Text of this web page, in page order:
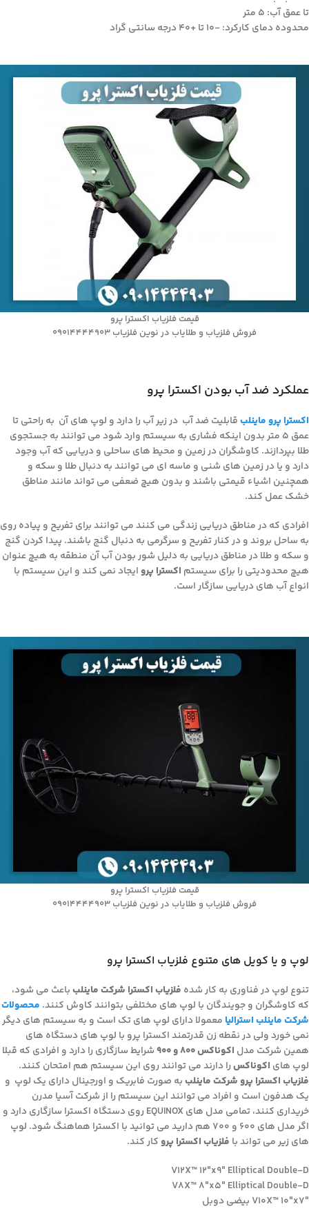
تا عمق آب: 5 متر
محدوده دمای کارکرد: -10 تا +40 درجه سانتی گراد
قیمت فلزیاب اکسترا پرو
فروش فلزیاب و طلایاب در نوین فلزیاب 09014444903
عملکرد ضد آب بودن اکسترا پرو
اکسترا پرو ماینلبقابلیت ضد آب در زیر آب را دارد و لوپ های آن به راحتی تا
عمق 5 متر بدون اینکه فشاری به سیستم وارد شود می توانند به جستجوی
طلا بپردازند. کاوشگران در زمین و محیط های ساحلی و دریایی که آب وجود
دارد و یا در زمین های شنی و ماسه ای می توانند به دنبال طلا و سکه و
همچنین اشیاء قیمتی باشند و بدون هیچ ضعفی می تواند مانند مناطق
خشک عمل کند.
افرادی که در مناطق دریایی زندگی می کنند می توانند برای تفریح و پیاده روی
به ساحل بروند و در کنار تفریح و سرگرمی به دنبال گنج باشند. پیدا کردن گنج
و سکه و طلا در مناطق دریایی به دلیل شور بودن آب آن منطقه به هیچ عنوان
هیچ محدودیتی را برای سیستم اکسترا پروایجاد نمی کند و این سیستم با
انواع آب های دریایی سازگار است.
قیمت فلزیاب اکسترا پرو
فروش فلزیاب و طلایاب در نوین فلزیاب 09014444903
لوپ و یا کویل های متنوع فلزیاب اکسترا پرو
تنوع لوپ در فناوری به کار شده فلزیاب اکسترا شرکت ماینلبباعث می شود،
که کاوشگران و جویندگان با لوپ های مختلفی بتوانند کاوش کنند. محصولات
شرکت ماینلب استرالیا معمولا دارای لوپ های تک است و به سیستم های دیگر
نمی خورد ولی در نقطه زن قدرتمند اکسترا پرو با لوپ های دستگاه های
همین شرکت مدل اکوناکس 800 و 900
شرایط سازگاری را دارد و افرادی که قبلا
لوپ های اکوناکسرا دارند می توانند روی این سیستم هم امتحان کنند.
فلزیاب اکسترا پرو شرکت ماینلببه صورت فابریک و اورجینال دارای یک لوپ و
یک هدفون است و افراد می توانند این سیستم را از شرکت آسیا مدرن
خریداری کنند، تمامی مدل های EQUINOX روی دستگاه اکسترا سازگاری دارد و
اگر مدل های 600 و 700 هم دارید می توانید با اکسترا هماهنگ شود. لوپ
های زیر می تواند با فلزیاب اکسترا پروکار کند.
V12X™ 12″x9″ Elliptical Double-D
V8X™ 8″x5″ Elliptical Double-D
V10X™ 10″x7″ بیضی دوبل